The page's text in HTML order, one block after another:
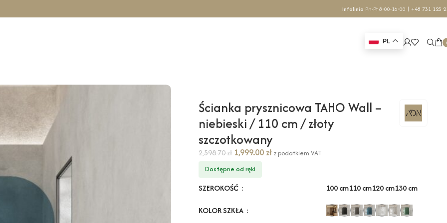
Infolinia Pn-Pt 8:00-16:00 | +48 731 123
PL
Ścianka prysznicowa TAHO Wall –
niebieski / 110 cm / złoty
szczotkowany
2,598.70zł 1,999.00 zł z podatkiem VAT
Dostępne od ręki
SZEROKOŚĆ 100 cm110 cm120 cm130 cm
KOLOR SZKŁA